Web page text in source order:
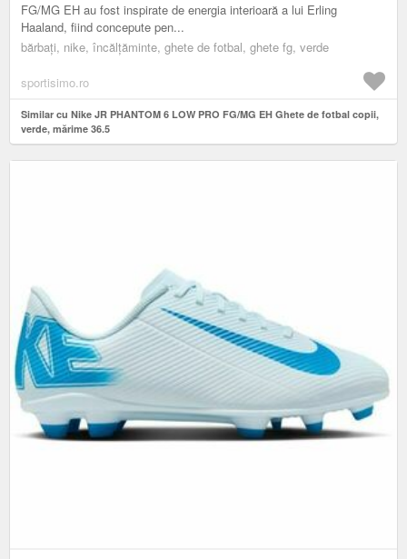
FG/MG EH au fost inspirate de energia interioară a lui Erling
Haaland, fiind concepute pen...
bărbați, nike, încălțăminte, ghete de fotbal, ghete fg, verde
sportisimo.ro
Similar cu Nike JR PHANTOM 6 LOW PRO FG/MG EH Ghete de fotbal copii,
verde, mărime 36.5